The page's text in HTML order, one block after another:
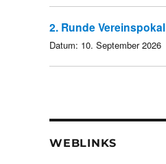
2. Runde Vereinspokal
Datum: 10. September 2026
WEBLINKS